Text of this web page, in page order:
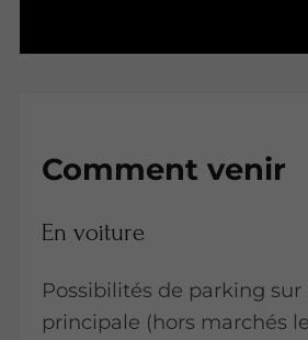
Comment venir
En voiture
Possibilités de parking sur
principale (hors marchés